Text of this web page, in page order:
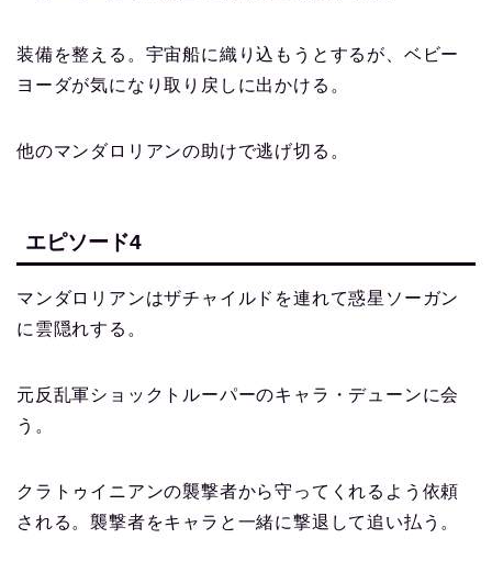
装備を整える。宇宙船に織り込もうとするが、ベビー
ヨーダが気になり取り戻しに出かける。
他のマンダロリアンの助けで逃げ切る。
エピソード4
マンダロリアンはザチャイルドを連れて惑星ソーガン
に雲隠れする。
元反乱軍ショックトルーパーのキャラ・デューンに会
う。
クラトゥイニアンの襲撃者から守ってくれるよう依頼
される。襲撃者をキャラと一緒に撃退して追い払う。